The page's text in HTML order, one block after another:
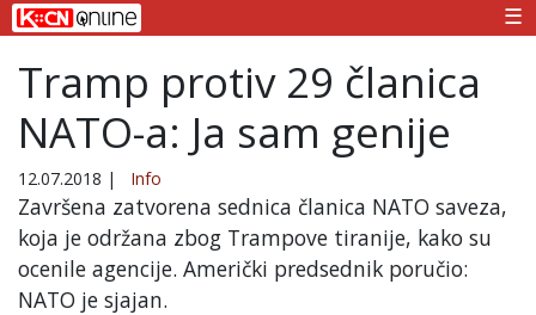
☰
Tramp protiv 29 članica
NATO-a: Ja sam genije
12.07.2018 | Info
Završena zatvorena sednica članica NATO saveza,
koja je održana zbog Trampove tiranije, kako su
ocenile agencije. Američki predsednik poručio:
NATO je sjajan.